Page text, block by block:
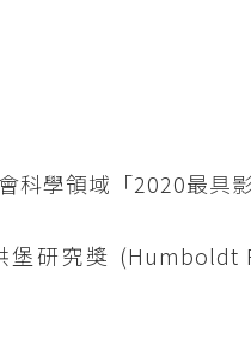
科學領域「2020最具
研究獎 (Humboldt